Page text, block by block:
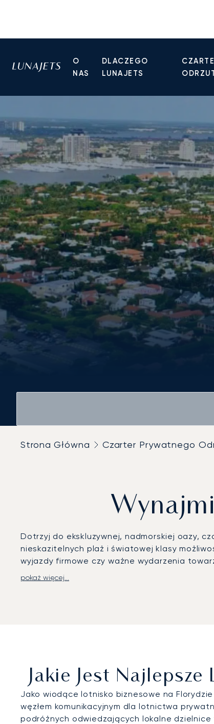
O
NAS
DLACZEGO
LUNAJETS
Strona Główna Czarter Prywatnego
Dotrzyj do ekskluzywnej, nadmorskiej oazy,
nieskazitelnych plaż i światowej klasy
wyjazdy firmowe czy ważne wydarzenia
W LunaJets plan lotu dopasowujemy w
pokaż więcej...
Jakie Jest
Jako wiodące lotnisko biznesowe na
węzłem komunikacyjnym dla lotnictwa
podróżnych odwiedzających lokalne